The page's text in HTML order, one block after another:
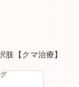
肢【クマ治療】